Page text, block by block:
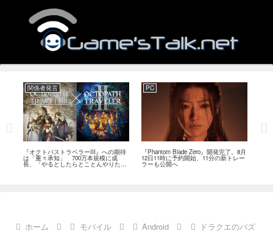
関係者発言
『オクトパストラベラーIII』への期待
は「重々承知」 700万本規模に成
長、「やるとしたらとことんやりた
い」と浅野智也氏
PC
『Phantom Blade Zero』開発完了。8月
12日11時に予約開始、11分の新トレー
ラーも公開へ
ホーム モバイル Android
ドラクエのパズ